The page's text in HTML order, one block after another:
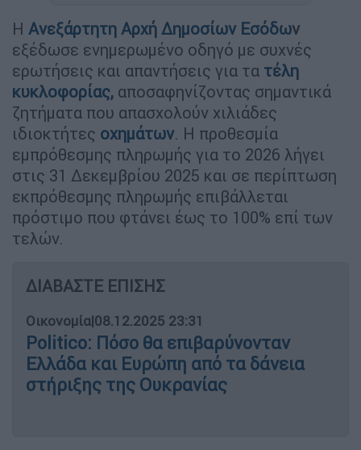
Η Ανεξάρτητη Αρχή Δημοσίων Εσόδων
εξέδωσε ενημερωμένο οδηγό με συχνές
ερωτήσεις και απαντήσεις για τα τέλη
κυκλοφορίας, αποσαφηνίζοντας σημαντικά
ζητήματα που απασχολούν χιλιάδες
ιδιοκτήτες οχημάτων. Η προθεσμία
εμπρόθεσμης πληρωμής για το 2026 λήγει
στις 31 Δεκεμβρίου 2025 και σε περίπτωση
εκπρόθεσμης πληρωμής επιβάλλεται
πρόστιμο που φτάνει έως το 100% επί των
τελών.
ΔΙΑΒΑΣΤΕ ΕΠΙΣΗΣ
Οικονομία|08.12.2025 23:31
Politico: Πόσο θα επιβαρύνονταν
Ελλάδα και Ευρώπη από τα δάνεια
στήριξης της Ουκρανίας